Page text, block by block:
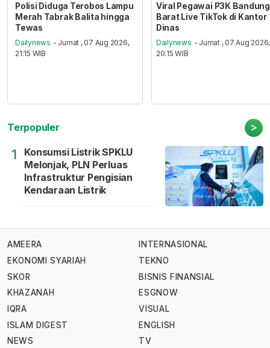
Polisi Diduga Terobos Lampu
Merah Tabrak Balita hingga
Tewas
Dailynews - Jumat , 07 Aug 2026,
21:15 WIB
Viral Pegawai P3K Bandung
Barat Live TikTok di Kantor
Dinas
Dailynews - Jumat , 07 Aug 2026,
20:15 WIB
Terpopuler >
1
Konsumsi Listrik SPKLU
Melonjak, PLN Perluas
Infrastruktur Pengisian
Kendaraan Listrik
AMEERA
EKONOMI SYARIAH
SKOR
KHAZANAH
IQRA
ISLAM DIGEST
NEWS
INTERNASIONAL
TEKNO
BISNIS FINANSIAL
ESGNOW
VISUAL
ENGLISH
TV